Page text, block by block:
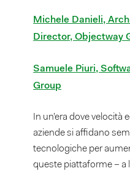
Michele Danieli,
Director, Objectway
Samuele Piuri,
Group
In un’era dove velocità
aziende si affidano
tecnologiche per
queste piattaforme – a